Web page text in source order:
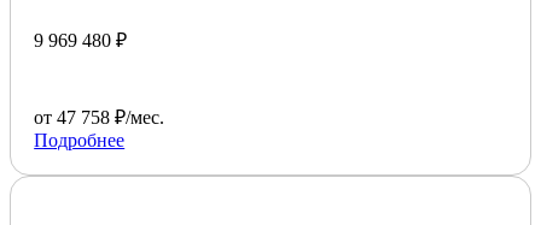
9 969 480 ₽
от 47 758 ₽/мес.
Подробнее